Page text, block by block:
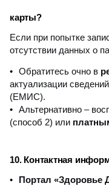
карты?
Если при попытке
отсутствии данных о
Обратитесь очно в
актуализации
(ЕМИС).
Альтернативно –
(способ 2) или
10. Контактная
Портал «Здоровье